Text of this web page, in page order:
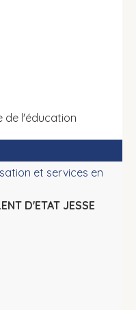
de l'éducation
et services en
D'ETAT JESSE